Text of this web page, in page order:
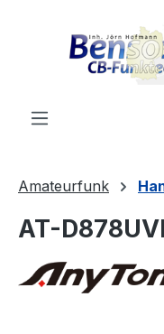
Amateurfunk
AT-